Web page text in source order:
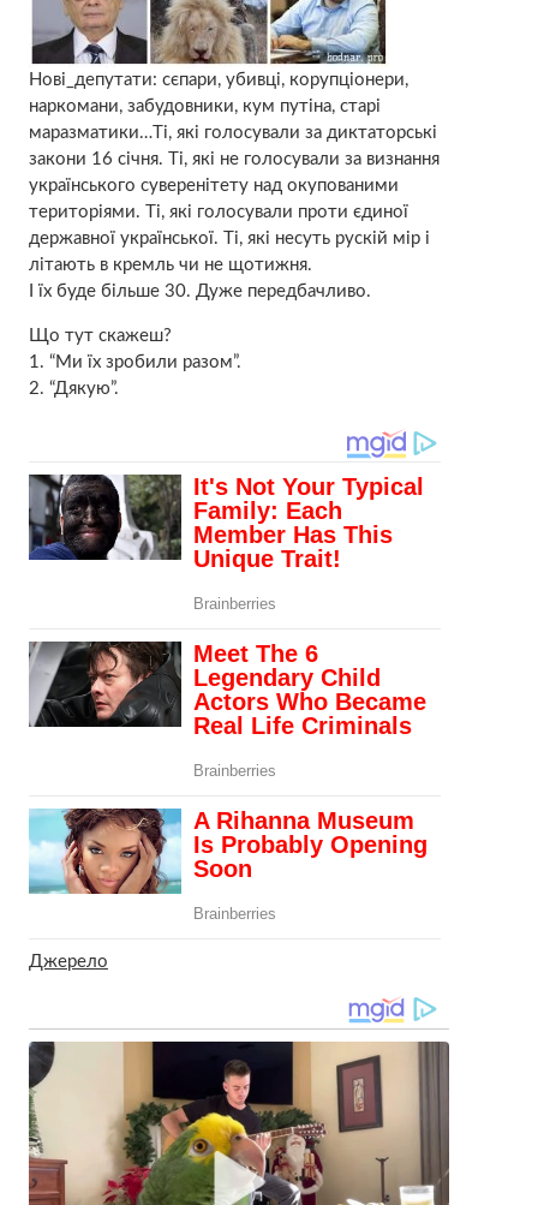
Нові_депутати: сєпари, убивці, корупціонери,
наркомани, забудовники, кум путіна, старі
маразматики…Ті, які голосували за диктаторські
закони 16 січня. Ті, які не голосували за визнання
українського суверенітету над окупованими
територіями. Ті, які голосували проти єдиної
державної української. Ті, які несуть рускій мір і
літають в кремль чи не щотижня.
І їх буде більше 30. Дуже передбачливо.
Що тут скажеш?
1. “Ми їх зробили разом”.
2. “Дякую”.
Джерело